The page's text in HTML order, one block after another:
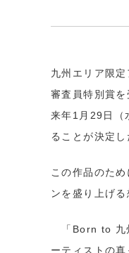
九州エリア限
審査員特別賞
来年1月29日（
ることが決定し
この作品のた
ンを盛り上げ
「Born to 九
ーティストの